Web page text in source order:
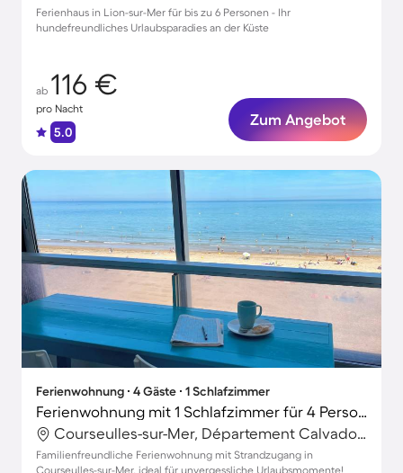
Ferienhaus in Lion-sur-Mer für bis zu 6 Personen - Ihr
hundefreundliches Urlaubsparadies an der Küste
ab 116 €
pro Nacht
5.0
Zum Angebot
Ferienwohnung ∙ 4 Gäste ∙ 1 Schlafzimmer
Ferienwohnung mit 1 Schlafzimmer für 4 Personen
Courseulles-sur-Mer, Département Calvados, Frankreich
Familienfreundliche Ferienwohnung mit Strandzugang in
Courseulles-sur-Mer, ideal für unvergessliche Urlaubsmomente!